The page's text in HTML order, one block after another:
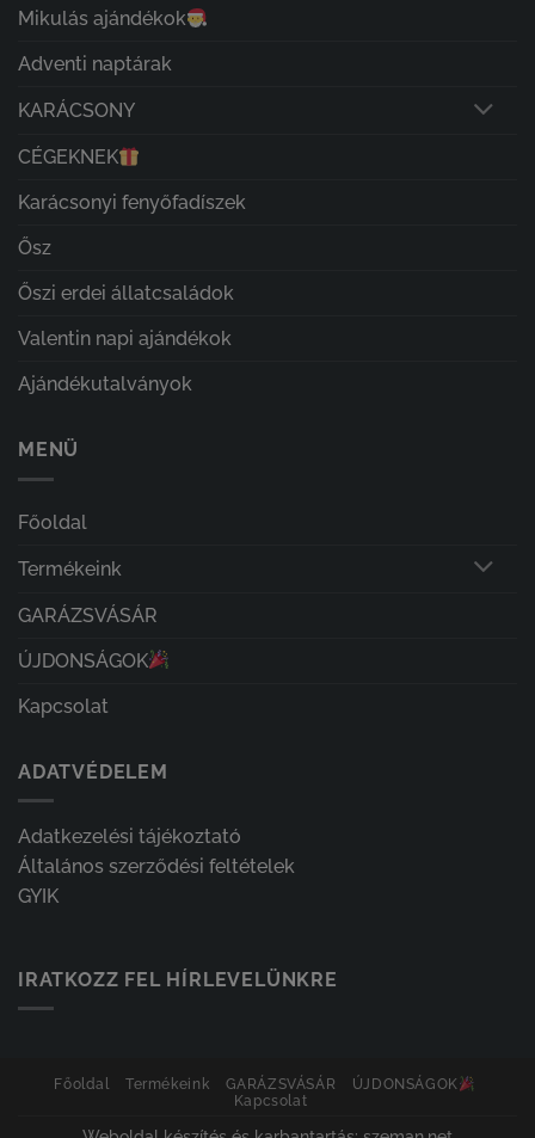
Mikulás ajándékok
Adventi naptárak
KARÁCSONY
CÉGEKNEK
Karácsonyi fenyőfadíszek
Ősz
Őszi erdei állatcsaládok
Valentin napi ajándékok
Ajándékutalványok
MENÜ
Főoldal
Termékeink
GARÁZSVÁSÁR
ÚJDONSÁGOK
Kapcsolat
ADATVÉDELEM
Adatkezelési tájékoztató
Általános szerződési feltételek
GYIK
IRATKOZZ FEL HÍRLEVELÜNKRE
Főoldal Termékeink GARÁZSVÁSÁR
ÚJDONSÁGOK
Kapcsolat